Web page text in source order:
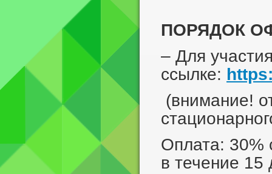
ПОРЯДОК
– Для
ссылке:
(внимание!
Оплата: 30%
в течение